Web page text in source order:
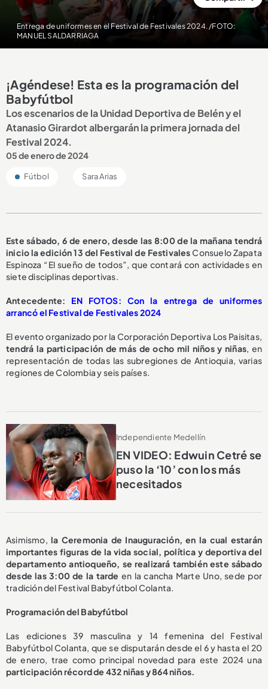
Entrega de uniformes en el Festival de Festivales 2024. /FOTO:
MANUEL SALDARRIAGA
¡Agéndese! Esta es la programación del
Babyfútbol
Los escenarios de la Unidad Deportiva de Belén y el
Atanasio Girardot albergarán la primera jornada del
Festival 2024.
05 de enero de 2024
Fútbol Sara Arias
Este sábado, 6 de enero, desde las 8:00 de la mañana tendrá
inicio la edición 13 del Festival de FestivalesConsuelo Zapata
Espinoza “El sueño de todos”, que contará con actividades en
siete disciplinas deportivas.
Antecedente: EN FOTOS: Con la entrega de uniformes
arrancó el Festival de Festivales 2024
El evento organizado por la Corporación Deportiva Los Paisitas,
tendrá la participación de más de ocho mil niños y niñas, en
representación de todas las subregiones de Antioquia, varias
regiones de Colombia y seis países.
Independiente Medellín
EN VIDEO: Edwuin Cetré se
puso la ‘10’ con los más
necesitados
Asimismo,la Ceremonia de Inauguración, en la cual estarán
importantes figuras de la vida social, política y deportiva del
departamento antioqueño, se realizará también este sábado
desde las 3:00 de la tarde en la cancha Marte Uno, sede por
tradición del Festival Babyfútbol Colanta.
Programación del Babyfútbol
Las ediciones 39 masculina y 14 femenina del Festival
Babyfútbol Colanta, que se disputarán desde el 6 y hasta el 20
de enero, trae como principal novedad para este 2024 una
participación récord de 432 niñas y 864 niños.